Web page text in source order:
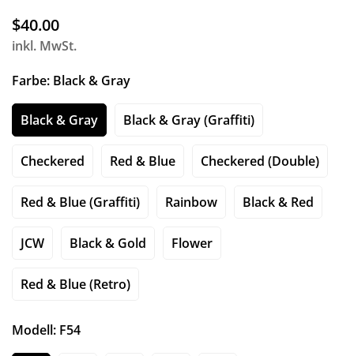
Regulärer
Preis
$40.00
inkl. MwSt.
Farbe: Black & Gray
Black & Gray Black & Gray (Graffiti)
Checkered Red & Blue Checkered (Double)
Red & Blue (Graffiti) Rainbow Black & Red
JCW Black & Gold Flower
Red & Blue (Retro)
Modell: F54